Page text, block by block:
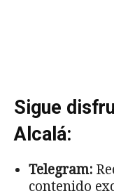
Sigue
Alcalá:
Telegram:
contenido